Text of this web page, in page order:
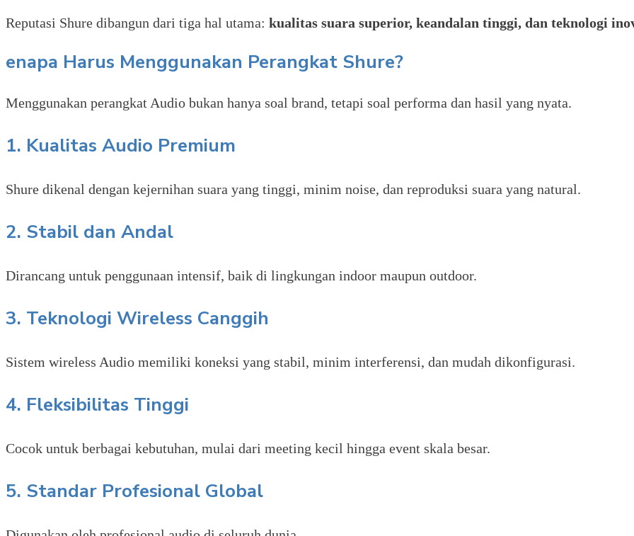
Reputasi Shure dibangun dari tiga hal utama: kualitas suara superior, keandalan tinggi, dan teknologi
enapa Harus Menggunakan Perangkat Shure?
Menggunakan perangkat Audio bukan hanya soal brand, tetapi soal performa dan hasil yang nyata.
1. Kualitas Audio Premium
Shure dikenal dengan kejernihan suara yang tinggi, minim noise, dan reproduksi suara yang natural.
2. Stabil dan Andal
Dirancang untuk penggunaan intensif, baik di lingkungan indoor maupun outdoor.
3. Teknologi Wireless Canggih
Sistem wireless Audio memiliki koneksi yang stabil, minim interferensi, dan mudah dikonfigurasi.
4. Fleksibilitas Tinggi
Cocok untuk berbagai kebutuhan, mulai dari meeting kecil hingga event skala besar.
5. Standar Profesional Global